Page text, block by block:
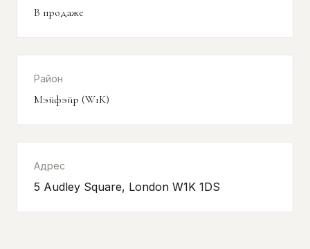
В продаже
Район
Мэйфэйр (W1K)
Адрес
5 Audley Square, London W1K 1DS